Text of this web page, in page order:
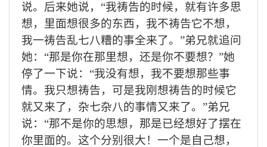
说。 后来她说， “我祷告的时候，就有许多思
想，里面想很多的东西，我不祷告它不想，
我一祷告乱七八糟的事全来了。 ”弟兄就追问
她： “那是你在那里想，还是你不要想？ ”她
停了一下说： “我没有想，我不要想那些事
情。我只想祷告， 可是我刚想祷告的时候它
就又来了，杂七杂八的事情又来了。 ”弟兄
说： “那不是你的思想，那是已经想好了摆在
你里面的。这个分别很大！一个是自己想，